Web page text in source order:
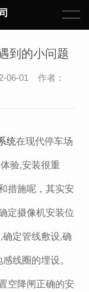
到的小问题
06-01 作者：
统在现代停车场
验,安装很重
措施呢，其实安
定摄像机安装位
定管线敷设,确
线圈的埋设。
空降闸正确的安